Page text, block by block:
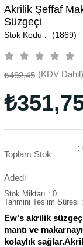
Akrilik Şeffaf
Süzgeçi
(1869)
₺492,45 (KDV Dahil)
Toplam Stok
Adedi
:
Stok Miktarı : 0
Tahmini Teslim Süresi :
Ew's akrilik
mantı ve
kolaylık